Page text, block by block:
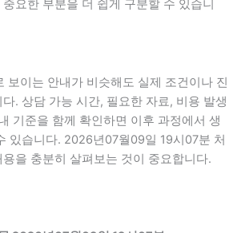
요한 부분을 더 쉽게 구분할 수 있습니
보이는 안내가 비슷해도 실제 조건이나 진
. 상담 가능 시간, 필요한 자료, 비용 발생
기준을 함께 확인하면 이후 과정에서 생
있습니다. 2026년07월09일 19시07분 처
을 충분히 살펴보는 것이 중요합니다.